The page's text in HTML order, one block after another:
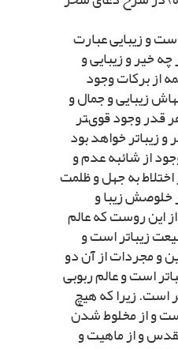
و زیبایى عبارت
خیر و زیبایى و
برکات وجود
زیبایى و جمال و
قدر وجود قوى‏تر
و زیباتر خواهد بود
از شائبه عدم و
اختلاط به جهل و ظلمت
خلوصش زیبا و
این روست که عالم
زیباتر است و
و مجردات از آن دو
است و عالم ربوبى
است. زیرا که هیچ
و از مخلوط شدن
و از ماهیت و